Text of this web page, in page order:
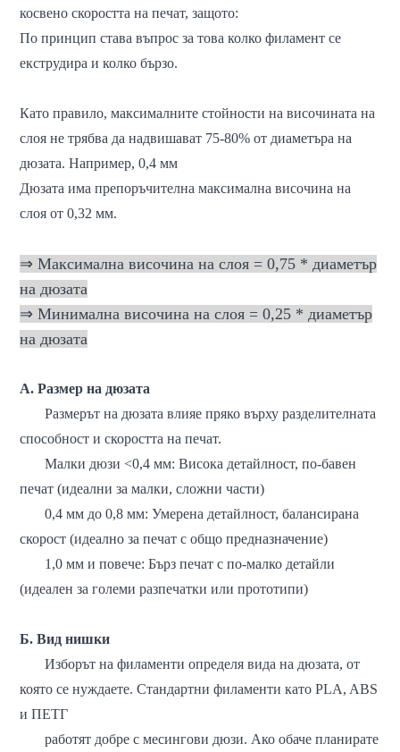
косвено скоростта на печат, защото:
По принцип става въпрос за това колко филамент се
екструдира и колко бързо.
Като правило, максималните стойности на височината на
слоя не трябва да надвишават 75-80% от диаметъра на
дюзата. Например, 0,4 мм
Дюзата има препоръчителна максимална височина на
слоя от 0,32 мм.
⇒ Максимална височина на слоя = 0,75 * диаметър
на дюзата
⇒ Минимална височина на слоя = 0,25 * диаметър
на дюзата
A. Размер на дюзата
Размерът на дюзата влияе пряко върху разделителната
способност и скоростта на печат.
Малки дюзи <0,4 мм: Висока детайлност, по-бавен
печат (идеални за малки, сложни части)
0,4 мм до 0,8 мм: Умерена детайлност, балансирана
скорост (идеално за печат с общо предназначение)
1,0 мм и повече: Бърз печат с по-малко детайли
(идеален за големи разпечатки или прототипи)
Б. Вид нишки
Изборът на филаменти определя вида на дюзата, от
която се нуждаете. Стандартни филаменти като PLA, ABS
и ПЕТГ
работят добре с месингови дюзи. Ако обаче планирате